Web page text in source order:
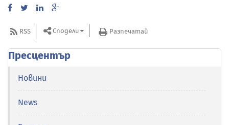
RSS Сподели Разпечатай
Пресцентър
Новини
News